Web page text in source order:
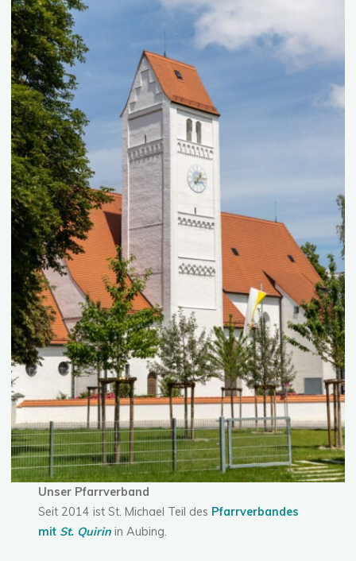
Unser Pfarrverband
Seit 2014 ist St. Michael Teil des Pfarrverbandes
mit St. Quirinin Aubing.